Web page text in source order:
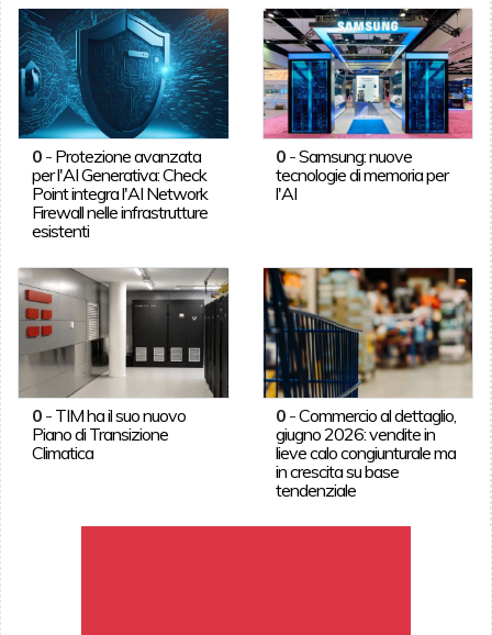
0- Protezione avanzata
per l'AI Generativa: Check
Point integra l'AI Network
Firewall nelle infrastrutture
esistenti
0 -Samsung: nuove
tecnologie di memoria per
l'AI
0- TIM ha il suo nuovo
Piano di Transizione
Climatica
0 -Commercio al dettaglio,
giugno 2026: vendite in
lieve calo congiunturale ma
in crescita su base
tendenziale